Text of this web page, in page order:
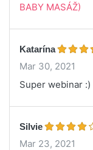
BABY MASÁŽ)
Katarína
Mar 30, 2021
Super webinar :)
Silvie
Mar 23, 2021